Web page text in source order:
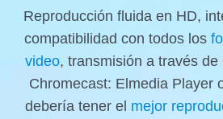
Reproducción fluida en HD,
compatibilidad con todos los
video, transmisión a través de
Chromecast: Elmedia Player
debería tener el mejor